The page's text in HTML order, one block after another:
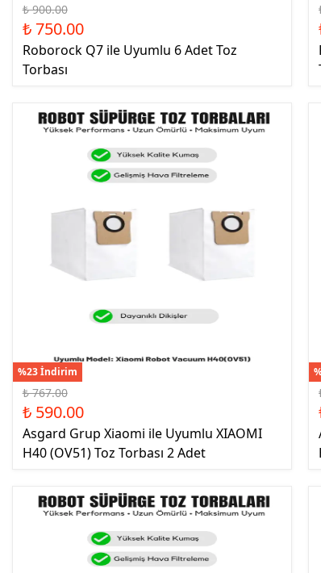
₺ 900.00
₺ 750.00
Roborock Q7 ile Uyumlu 6 Adet Toz
Torbası
%23 İndirim
₺ 767.00
₺ 590.00
Asgard Grup Xiaomi ile Uyumlu XIAOMI
H40 (OV51) Toz Torbası 2 Adet